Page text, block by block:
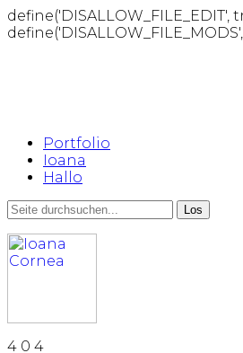
define('DISALLOW_FILE_EDIT',
Portfolio
Ioana
Hallo
4 0 4